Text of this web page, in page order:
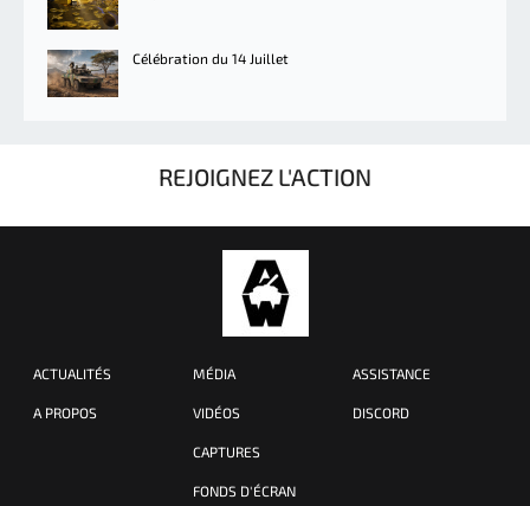
Célébration du 14 Juillet
REJOIGNEZ L'ACTION
ACTUALITÉS
A PROPOS
MÉDIA
VIDÉOS
CAPTURES
FONDS D'ÉCRAN
ASSISTANCE
DISCORD